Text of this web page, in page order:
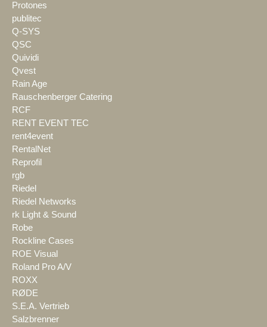
Protones
publitec
Q-SYS
QSC
Quividi
Qvest
Rain Age
Rauschenberger Catering
RCF
RENT EVENT TEC
rent4event
RentalNet
Reprofil
rgb
Riedel
Riedel Networks
rk Light & Sound
Robe
Rockline Cases
ROE Visual
Roland Pro A/V
ROXX
RØDE
S.E.A. Vertrieb
Salzbrenner